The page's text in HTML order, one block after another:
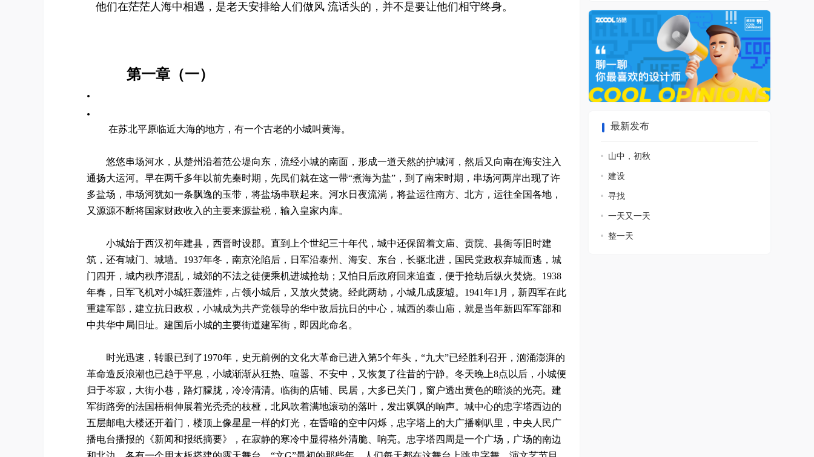
他们在茫茫人海中相遇，是老天安排给人们做风 流话头的，并不是要让他们相守终身。
第一章（一）
.
.
在苏北平原临近大海的地方，有一个古老的小城叫黄海。
悠悠串场河水，从楚州沿着范公堤向东，流经小城的南面，形成一道天然的护城河，然后又向南在海安注入
通扬大运河。早在两千多年以前先秦时期，先民们就在这一带“煮海为盐”，到了南宋时期，串场河两岸出现了许
多盐场，串场河犹如一条飘逸的玉带，将盐场串联起来。河水日夜流淌，将盐运往南方、北方，运往全国各地，
又源源不断将国家财政收入的主要来源盐税，输入皇家内库。
小城始于西汉初年建县，西晋时设郡。直到上个世纪三十年代，城中还保留着文庙、贡院、县衙等旧时建
筑，还有城门、城墙。1937年冬，南京沦陷后，日军沿泰州、海安、东台，长驱北进，国民党政权弃城而逃，城
门四开，城内秩序混乱，城郊的不法之徒便乘机进城抢劫；又怕日后政府回来追查，便于抢劫后纵火焚烧。1938
年春，日军飞机对小城狂轰滥炸，占领小城后，又放火焚烧。经此两劫，小城几成废墟。1941年1月，新四军在此
重建军部，建立抗日政权，小城成为共产党领导的华中敌后抗日的中心，城西的泰山庙，就是当年新四军军部和
中共华中局旧址。建国后小城的主要街道建军街，即因此命名。
时光迅速，转眼已到了1970年，史无前例的文化大革命已进入第5个年头，“九大”已经胜利召开，汹涌澎湃的
革命造反浪潮也已趋于平息，小城渐渐从狂热、喧嚣、不安中，又恢复了往昔的宁静。冬天晚上8点以后，小城便
归于岑寂，大街小巷，路灯朦胧，冷冷清清。临街的店铺、民居，大多已关门，窗户透出黄色的暗淡的光亮。建
军街路旁的法国梧桐伸展着光秃秃的枝桠，北风吹着满地滚动的落叶，发出飒飒的响声。城中心的忠字塔西边的
五层邮电大楼还开着门，楼顶上像星星一样的灯光，在昏暗的空中闪烁，忠字塔上的大广播喇叭里，中央人民广
播电台播报的《新闻和报纸摘要》，在寂静的寒冷中显得格外清脆、响亮。忠字塔四周是一个广场，广场的南边
最新发布
山中，初秋
建设
寻找
一天又一天
整一天